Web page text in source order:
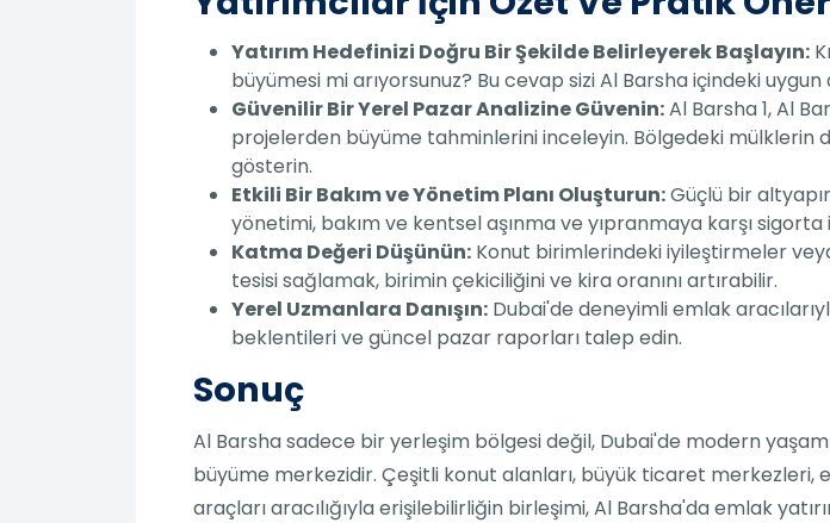
Yatırım Hedefinizi Doğru Bir Şekilde Belirleyerek Başlayın:
büyümesi mi arıyorsunuz? Bu cevap sizi Al Barsha içindeki
Güvenilir Bir Yerel Pazar Analizine Güvenin:Al Barsha 1, Al
projelerden büyüme tahminlerini inceleyin. Bölgedeki mülklerin
gösterin.
Etkili Bir Bakım ve Yönetim Planı Oluşturun:Güçlü bir
yönetimi, bakım ve kentsel aşınma ve yıpranmaya karşı sigorta
Katma Değeri Düşünün: Konut birimlerindeki iyileştirmeler
tesisi sağlamak, birimin çekiciliğini ve kira oranını artırabilir.
Yerel Uzmanlara Danışın: Dubai'de deneyimli emlak
beklentileri ve güncel pazar raporları talep edin.
Sonuç
Al Barsha sadece bir yerleşim bölgesi değil, Dubai'de modern
büyüme merkezidir. Çeşitli konut alanları, büyük ticaret merkezleri,
araçları aracılığıyla erişilebilirliğin birleşimi, Al Barsha'da emlak